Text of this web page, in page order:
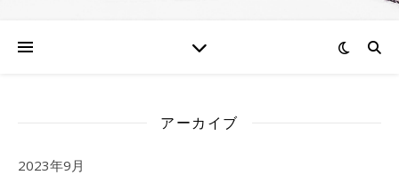
アーカイブ
2023年9月